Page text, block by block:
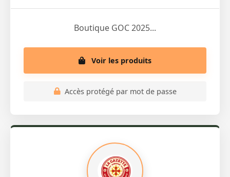
Boutique GOC 2025...
Voir les produits
Accès protégé par mot de passe